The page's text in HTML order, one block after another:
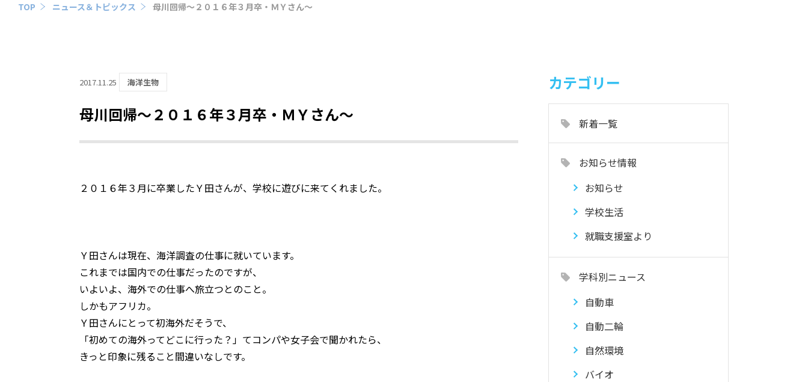
TOP ニュース＆トピックス 母川回帰～２０１６年３月卒・ＭＹさん～
2017.11.25 海洋生物
母川回帰～２０１６年３月卒・ＭＹさん～
２０１６年３月に卒業したＹ田さんが、学校に遊びに来てくれました。
Ｙ田さんは現在、海洋調査の仕事に就いています。
これまでは国内での仕事だったのですが、
いよいよ、海外での仕事へ旅立つとのこと。
しかもアフリカ。
Ｙ田さんにとって初海外だそうで、
「初めての海外ってどこに行った？」てコンパや女子会で聞かれたら、
きっと印象に残ること間違いなしです。
カテゴリー
新着一覧
お知らせ情報
お知らせ
学校生活
就職支援室より
学科別ニュース
自動車
自動二輪
自然環境
バイオ